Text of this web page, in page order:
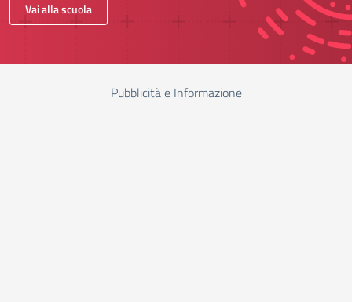
Vai alla scuola
Pubblicità e Informazione